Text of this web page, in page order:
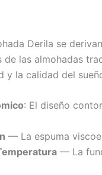
Derila se
de las almohadas
y la calidad del
: El diseño
— La espuma
— La